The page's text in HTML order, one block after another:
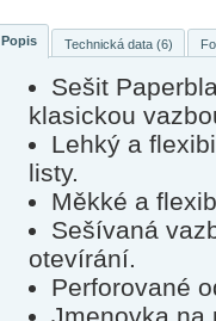
Popis Technická data (6)
Sešit
klasickou
Lehký a
listy.
Měkké a
Sešívaná
otevírání.
Perforované